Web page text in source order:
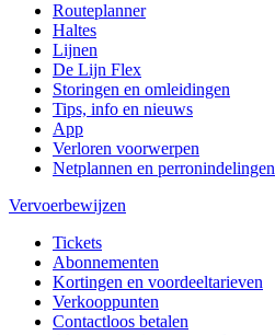
Routeplanner
Haltes
Lijnen
De Lijn Flex
Storingen en omleidingen
Tips, info en nieuws
App
Verloren voorwerpen
Netplannen en perronindelingen
Vervoerbewijzen
Tickets
Abonnementen
Kortingen en voordeeltarieven
Verkooppunten
Contactloos betalen